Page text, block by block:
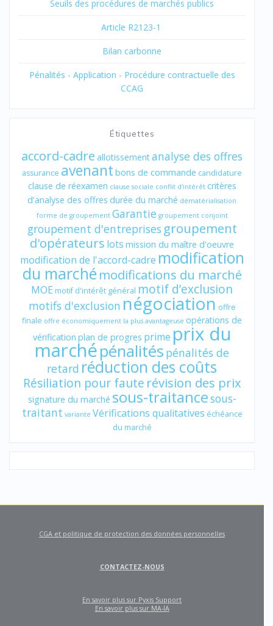
Seuils des procédures de marchés publics
Article R2123-1
Bilan carbonne
Pénalités - Application - Procédure contractuelle des
CCAG
Étiquettes
accord-cadre allotissementanalyse des offres
assurance avenant bons de commande candidature
clause de réexamen clause sociale conflit d'intérêt critères
d'analyse des offres durée du marché dématérialisation
forme de groupement Garantie groupement conjoint
groupement d'entreprises groupement
d'opérateurs lots mission du maître d'oeuvre
modification de l'accord-cadre modification
du marché modifications du marché
MOE motif d'intérêt général motif d’exclusion
motifs d'exclusion négociation offre
finale offre économiquement la plus avantageuse opérations de
vérification plan de progres prime prix du
marchépénalités pénalités de
retard réduction des coûts
Résiliation pour faute révision des prix
signature du marché sous-traitancesous-
traitant variante Vérifications qualitatives échéance
du marché
CGA et politique de protection des données personnelles
CONTACTEZ-NOUS
En savoir plus sur Pyxis Support
En savoir plus sur MA-IA